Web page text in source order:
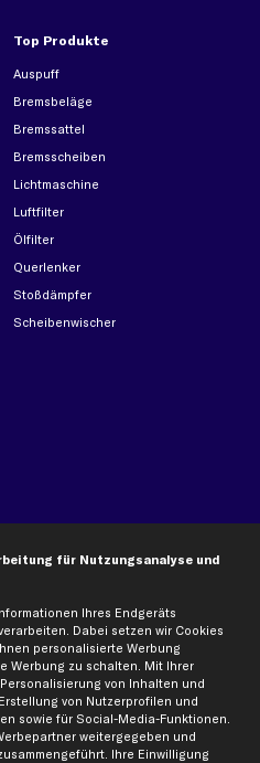
Top Produkte
Auspuff
Bremsbeläge
Bremssattel
Bremsscheiben
Lichtmaschine
Luftfilter
Ölfilter
Querlenker
Stoßdämpfer
Scheibenwischer
für Nutzungsanalyse und
Ihres Endgeräts
Dabei setzen wir Cookies
personalisierte Werbung
Werbung zu schalten. Mit Ihrer
von Inhalten und
von Nutzerprofilen und
sowie für Social-Media-Funktionen.
weitergegeben und
Ihre Einwilligung